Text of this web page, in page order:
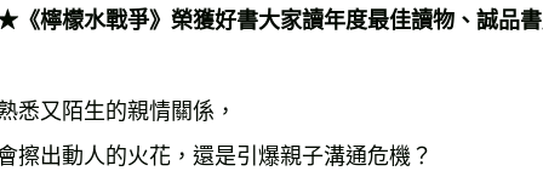
離島宅配
檬水戰爭》榮獲好書大家讀年度最佳讀物、誠品書
又陌生的親情關係，
出動人的火花，還是引爆親子溝通危機？